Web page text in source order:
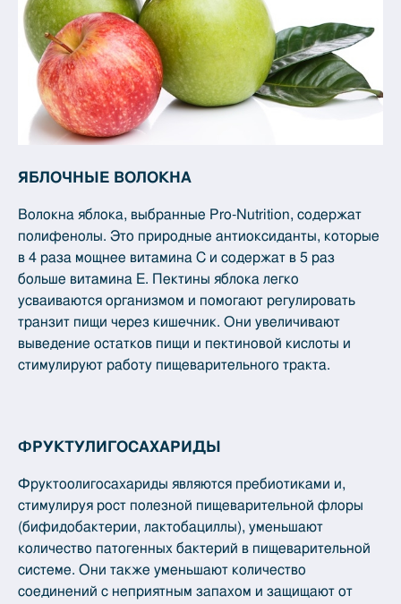
ЯБЛОЧНЫЕ ВОЛОКНА
Волокна яблока, выбранные Pro-Nutrition, содержат
полифенолы. Это природные антиоксиданты, которые
в 4 раза мощнее витамина С и содержат в 5 раз
больше витамина Е. Пектины яблока легко
усваиваются организмом и помогают регулировать
транзит пищи через кишечник. Они увеличивают
выведение остатков пищи и пектиновой кислоты и
стимулируют работу пищеварительного тракта.
ФРУКТУЛИГОСАХАРИДЫ
Фруктоолигосахариды являются пребиотиками и,
стимулируя рост полезной пищеварительной флоры
(бифидобактерии, лактобациллы), уменьшают
количество патогенных бактерий в пищеварительной
системе. Они также уменьшают количество
соединений с неприятным запахом и защищают от